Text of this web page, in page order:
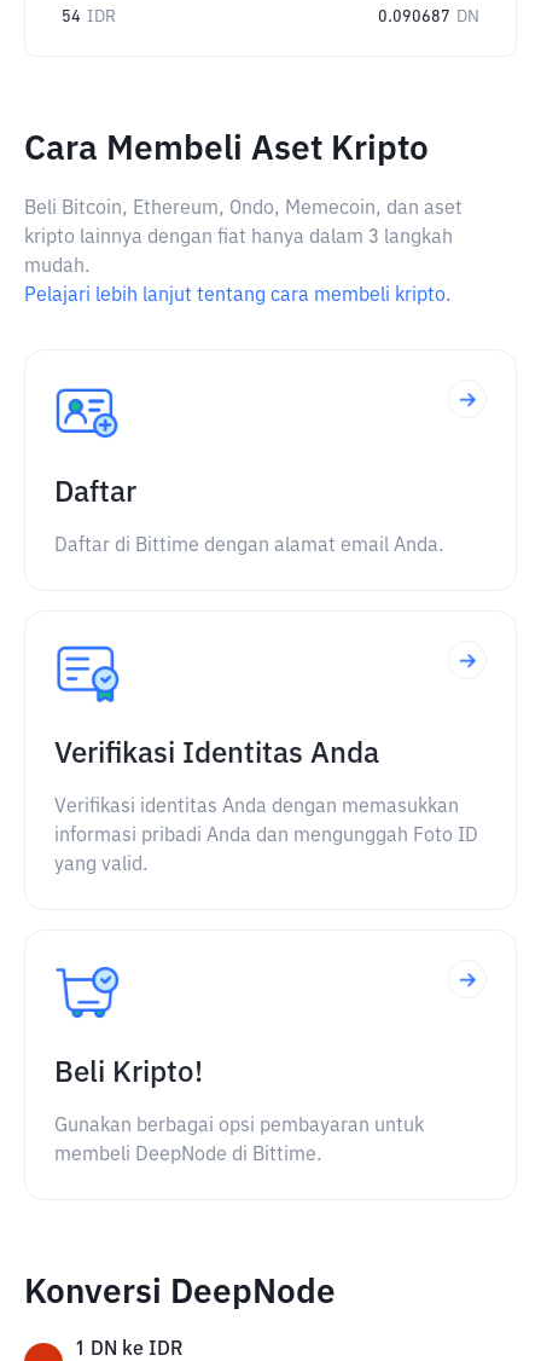
54 IDR 0.090687 DN
Cara Membeli Aset Kripto
Beli Bitcoin, Ethereum, Ondo, Memecoin, dan aset
kripto lainnya dengan fiat hanya dalam 3 langkah
mudah.
Pelajari lebih lanjut tentang cara membeli kripto.
Daftar
Daftar di Bittime dengan alamat email Anda.
Verifikasi Identitas Anda
Verifikasi identitas Anda dengan memasukkan
informasi pribadi Anda dan mengunggah Foto ID
yang valid.
Beli Kripto!
Gunakan berbagai opsi pembayaran untuk
membeli DeepNode di Bittime.
Konversi DeepNode
1 DN ke IDR